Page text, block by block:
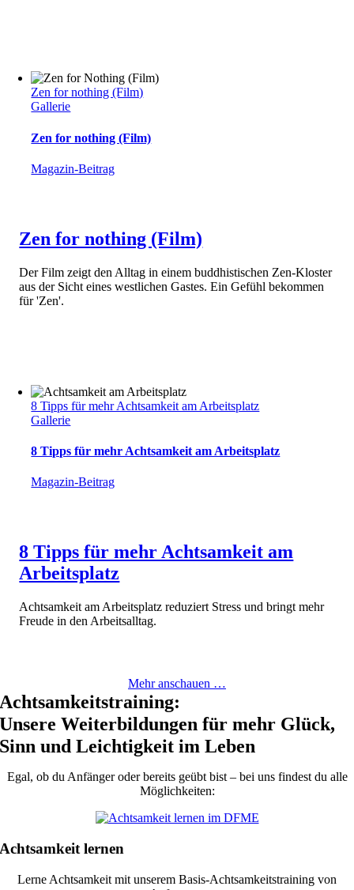
Zen for nothing (Film)
Gallerie
Zen for nothing (Film)
Magazin-Beitrag
Zen for nothing (Film)
Der Film zeigt den Alltag in einem buddhistischen Zen-Kloster
aus der Sicht eines westlichen Gastes. Ein Gefühl bekommen
für 'Zen'.
8 Tipps für mehr Achtsamkeit am Arbeitsplatz
Gallerie
8 Tipps für mehr Achtsamkeit am Arbeitsplatz
Magazin-Beitrag
8 Tipps für mehr Achtsamkeit am
Arbeitsplatz
Achtsamkeit am Arbeitsplatz reduziert Stress und bringt mehr
Freude in den Arbeitsalltag.
Mehr anschauen …
Achtsamkeitstraining:
Unsere Weiterbildungen für mehr Glück,
Sinn und Leichtigkeit im Leben
Egal, ob du Anfänger oder bereits geübt bist – bei uns findest du alle
Möglichkeiten:
Achtsamkeit lernen
Lerne Achtsamkeit mit unserem Basis-Achtsamkeitstraining von